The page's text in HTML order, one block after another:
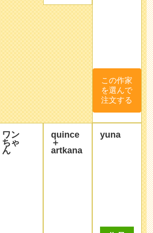
ワン
ちゃ
ん
quince
＋
artkana
yuna